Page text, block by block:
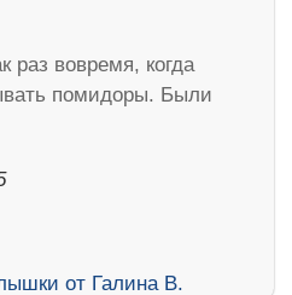
раз вовремя, когда
помидоры. Были